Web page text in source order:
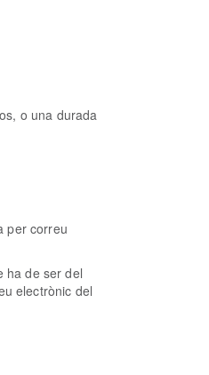
o una durada
per correu
ha de ser del
electrònic del